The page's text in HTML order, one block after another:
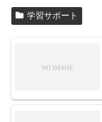
学習サポート